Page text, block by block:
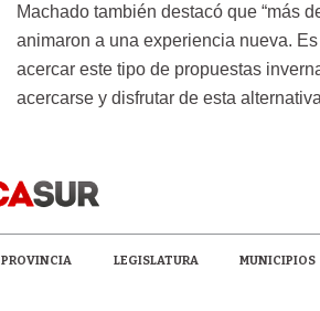
Machado también destacó que “más
animaron a una experiencia nueva.
acercar este tipo de propuestas
acercarse y disfrutar de esta
PROVINCIA LEGISLATURA MUNICIPIOS